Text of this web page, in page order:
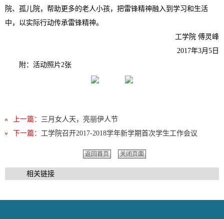
院、孤儿院，帮助更多的老人小孩，把雷锋精神融入到学习和生活
中，以实际行动传承雷锋精神。
工学院 傅灵峰
2017年3月5日
附：活动照片2张
上一篇： 三月女人天，亮丽伊人节
下一篇： 工学院召开2017-2018学年新学期首次学生工作会议
返回首页 关闭页面
相关链接